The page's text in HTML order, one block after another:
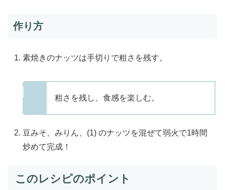
作り方
素焼きのナッツは手切りで粗さを残す。
粗さを残し、食感を楽しむ。
豆みそ、みりん、(1) のナッツを混ぜて弱火で1時間
炒めて完成！
このレシピのポイント